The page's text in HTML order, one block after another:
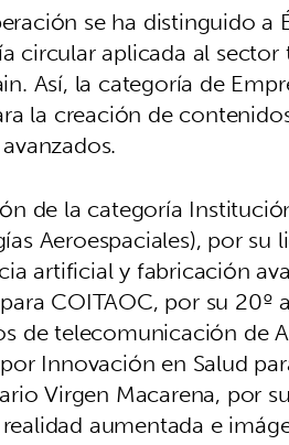
se ha distinguido a
circular aplicada al
Así, la categoría de
la creación de
de la categoría
Aeroespaciales), por
artificial y fabricación
COITAOC, por su
de telecomunicación de
Innovación en Salud
Virgen Macarena, por
aumentada e